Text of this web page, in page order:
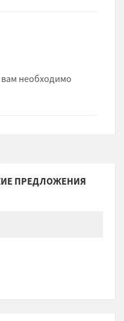
необходимо
ПРЕДЛОЖЕНИЯ